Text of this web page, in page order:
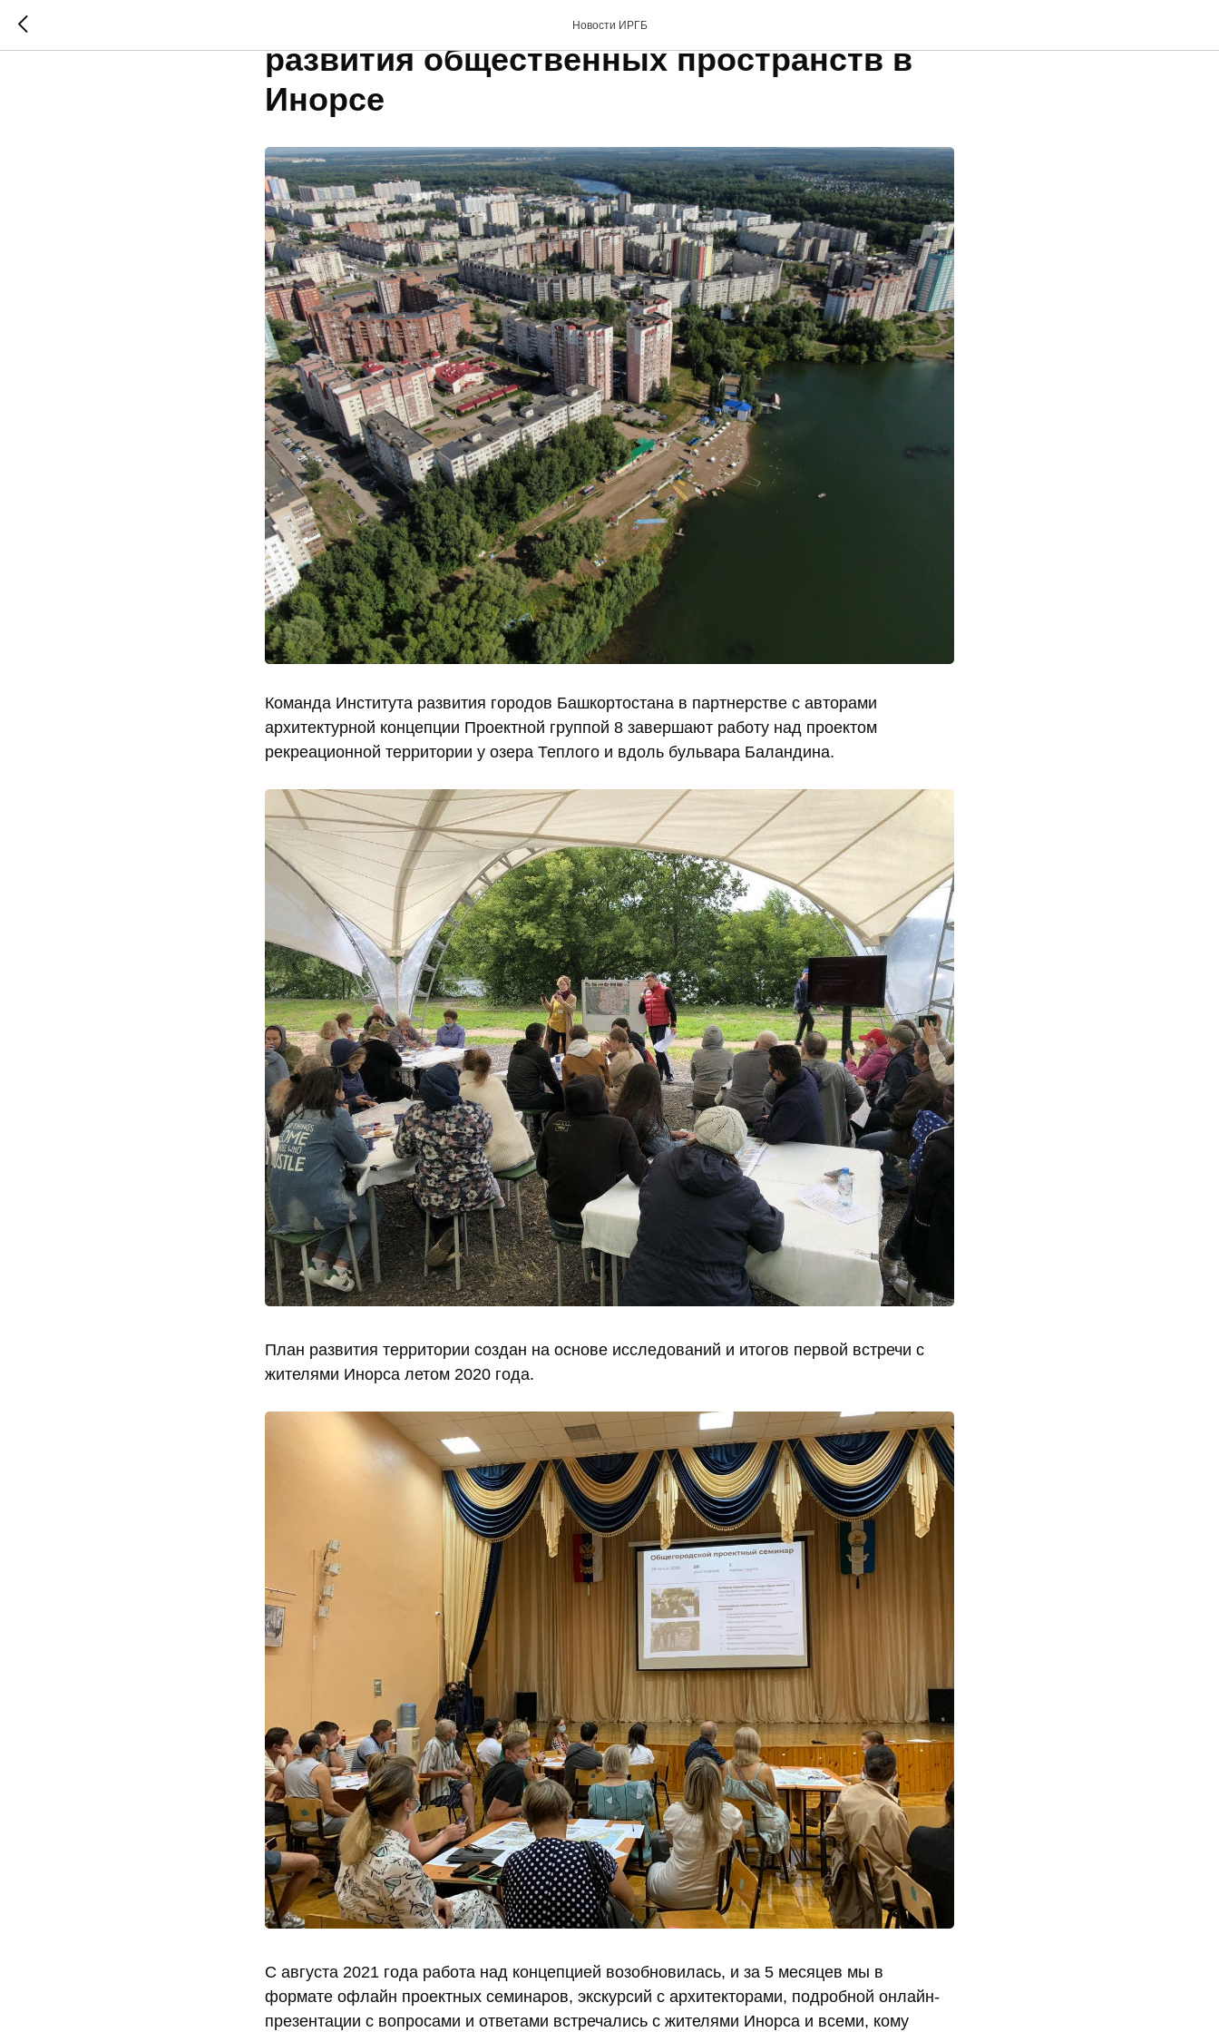
Новости ИРГБ
Завершается разработка концепции
развития общественных пространств в
Инорсе
Команда Института развития городов Башкортостана в партнерстве с авторами
архитектурной концепции Проектной группой 8 завершают работу над проектом
рекреационной территории у озера Теплого и вдоль бульвара Баландина.
План развития территории создан на основе исследований и итогов первой встречи с
жителями Инорса летом 2020 года.
С августа 2021 года работа над концепцией возобновилась, и за 5 месяцев мы в
формате офлайн проектных семинаров, экскурсий с архитекторами, подробной онлайн-
презентации с вопросами и ответами встречались с жителями Инорса и всеми, кому